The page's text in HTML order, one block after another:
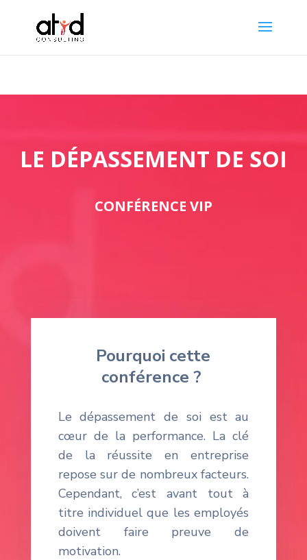
LE DÉPASSEMENT DE SOI
CONFÉRENCE VIP
Pourquoi cette
conférence ?
Le dépassement de soi est au
cœur de la performance. La clé
de la réussite en entreprise
repose sur de nombreux facteurs.
Cependant, c’est avant tout à
titre individuel que les employés
doivent faire preuve de
motivation.